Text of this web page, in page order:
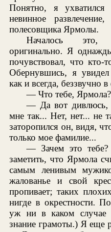
Понятно, я
невинное
полесовщика Ярмолы.
Началось это,
оригинально. Я
почувствовал, что кто-
Обернувшись, я
как и всегда, беззвучно
— Что тебе,
— Да вот дивлюсь,
мне так... Нет, нет... не
заторопился он, видя,
только мое фамилие...
— Зачем это
заметить, что Ярмола
самым ленивым
жалованье и свой
пропивает; таких
нигде в окрестности.
уж ни в каком случае
знание грамоты.) Я еще